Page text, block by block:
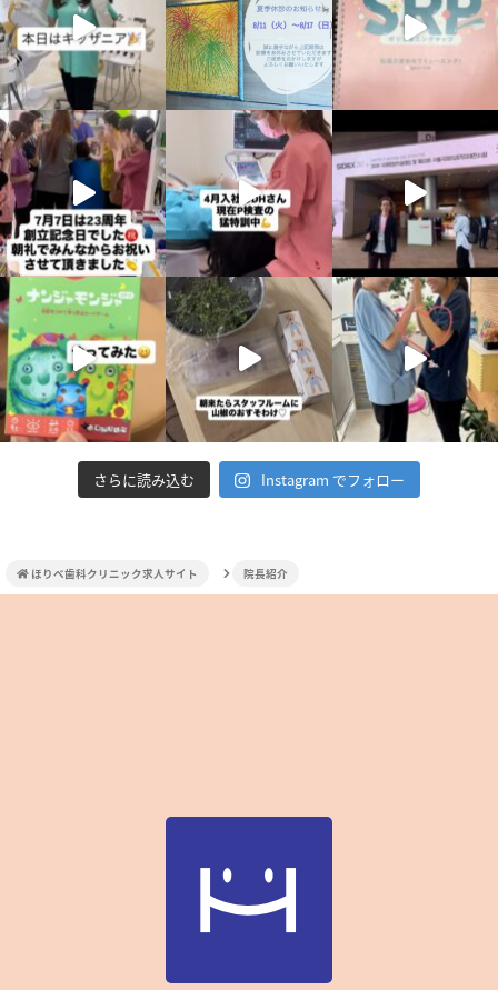
さらに読み込む Instagram でフォロー
ほりべ歯科クリニック求人サイト 院長紹介